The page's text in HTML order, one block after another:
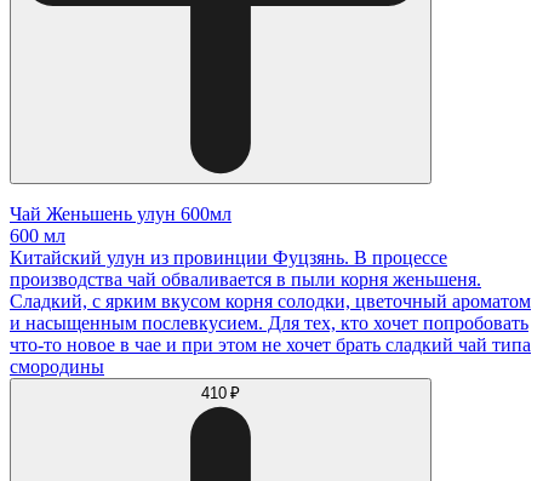
Чай Женьшень улун 600мл
600 мл
Китайский улун из провинции Фуцзянь. В процессе
производства чай обваливается в пыли корня женьшеня.
Сладкий, с ярким вкусом корня солодки, цветочный ароматом
и насыщенным послевкусием. Для тех, кто хочет попробовать
что-то новое в чае и при этом не хочет брать сладкий чай типа
смородины
410 ₽